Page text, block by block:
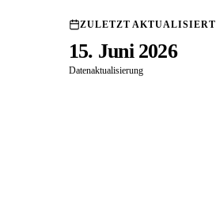
ZULETZT AKTUALISIERT
15. Juni 2026
Datenaktualisierung